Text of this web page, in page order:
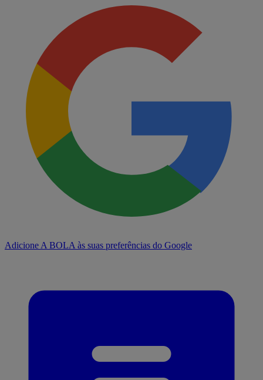
Adicione A BOLA às suas preferências do Google